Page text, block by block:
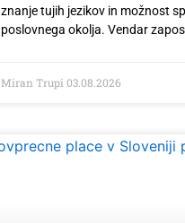
znanje tujih jezikov in možnost
poslovnega okolja. Vendar
Miran Trupi03.08.2026